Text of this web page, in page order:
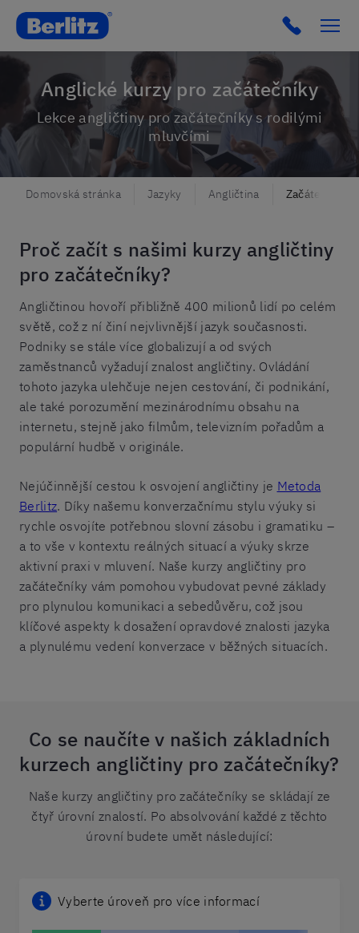
Berlitz Czechia Click to
Anglické kurzy pro začátečníky
Lekce angličtiny pro začátečníky s rodilými
mluvčími
Domovská stránka Jazyky Angličtina Začátečníci
Proč začít s našimi kurzy angličtiny
pro začátečníky?
Angličtinou hovoří přibližně 400 milionů lidí po celém
světě, což z ní činí nejvlivnější jazyk současnosti.
Podniky se stále více globalizují a od svých
zaměstnanců vyžadují znalost angličtiny. Ovládání
tohoto jazyka ulehčuje nejen cestování, či podnikání,
ale také porozumění mezinárodnímu obsahu na
internetu, stejně jako filmům, televizním pořadům a
populární hudbě v originále.
Nejúčinnější cestou k osvojení angličtiny je Metoda
Berlitz. Díky našemu konverzačnímu stylu výuky si
rychle osvojíte potřebnou slovní zásobu i gramatiku –
a to vše v kontextu reálných situací a výuky skrze
aktivní praxi v mluvení. Naše kurzy angličtiny pro
začátečníky vám pomohou vybudovat pevné základy
pro plynulou komunikaci a sebedůvěru, což jsou
klíčové aspekty k dosažení opravdové znalosti jazyka
a plynulému vedení konverzace v běžných situacích.
Co se naučíte v našich základních
kurzech angličtiny pro začátečníky?
Naše kurzy angličtiny pro začátečníky se skládají ze
čtyř úrovní znalostí. Po absolvování každé z těchto
úrovní budete umět následující:
Vyberte úroveň pro více informací